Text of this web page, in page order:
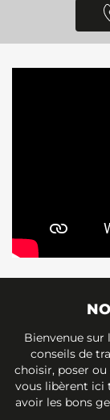
Bienvenue sur
conseils de
choisir, poser
vous libèrent ici
avoir les bons